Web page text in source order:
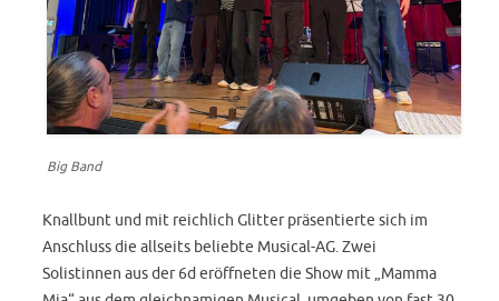
Big Band
Knallbunt und mit reichlich Glitter präsentierte sich im
Anschluss die allseits beliebte Musical-AG. Zwei
Solistinnen aus der 6d eröffneten die Show mit „Mamma